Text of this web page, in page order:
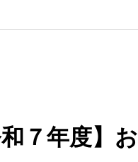
和７年度】